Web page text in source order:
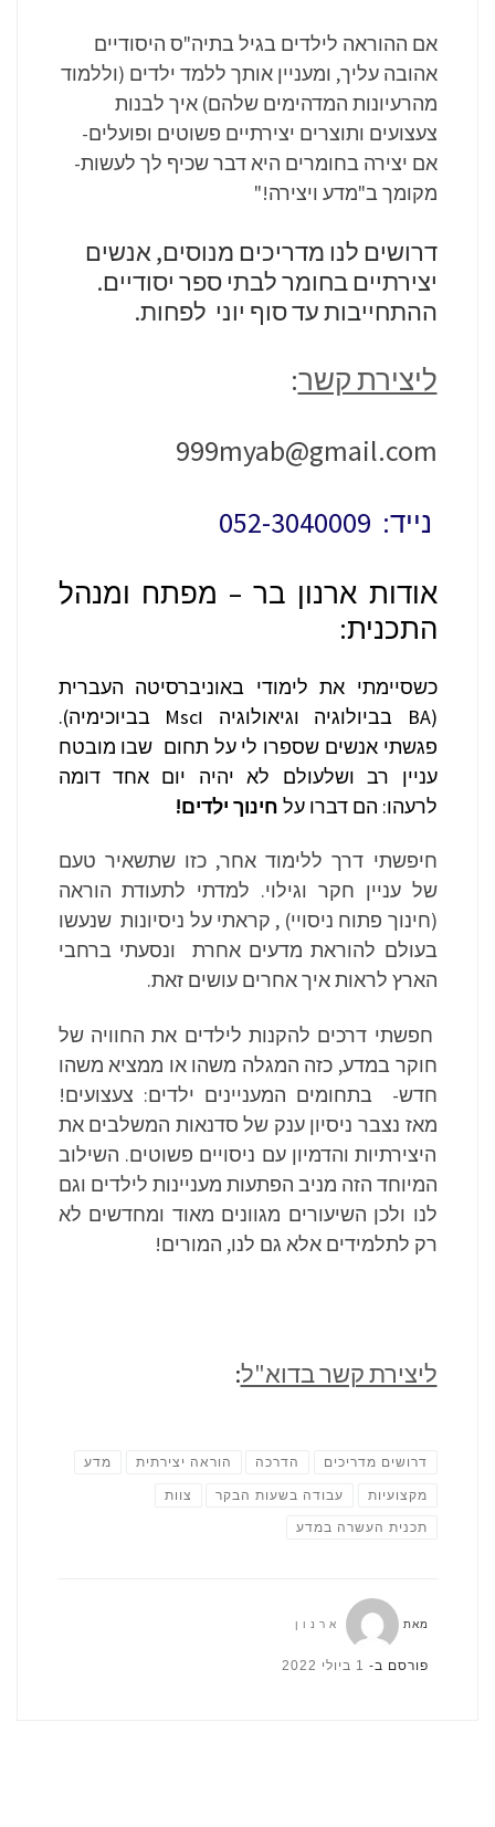
אם ההוראה לילדים בגיל בתיה"ס היסודיים
אהובה עליך, ומעניין אותך ללמד ילדים (וללמוד
מהרעיונות המדהימים שלהם) איך לבנות
צעצועים ותוצרים יצירתיים פשוטים ופועלים-
אם יצירה בחומרים היא דבר שכיף לך לעשות-
מקומך ב"מדע ויצירה!"
דרושים לנו מדריכים מנוסים, אנשים
יצירתיים בחומר לבתי ספר יסודיים.
ההתחייבות עד סוף יוני לפחות.
ליצירת קשר:
999myab@gmail.com
נייד: 052-3040009
אודות ארנון בר – מפתח ומנהל
התכנית:
כשסיימתי את לימודי באוניברסיטה העברית
(BA בביולוגיה וגיאולוגיה וMsc בביוכימיה).
פגשתי אנשים שספרו לי על תחום שבו מובטח
עניין רב ושלעולם לא יהיה יום אחד דומה
לרעהו: הם דברו על חינוך ילדים!
חיפשתי דרך ללימוד אחר, כזו שתשאיר טעם
של עניין חקר וגילוי. למדתי לתעודת הוראה
(חינוך פתוח ניסויי) , קראתי על ניסיונות שנעשו
בעולם להוראת מדעים אחרת ונסעתי ברחבי
הארץ לראות איך אחרים עושים זאת.
חפשתי דרכים להקנות לילדים את החוויה של
חוקר במדע, כזה המגלה משהו או ממציא משהו
חדש- בתחומים המעניינים ילדים: צעצועים!
מאז נצבר ניסיון ענק של סדנאות המשלבים את
היצירתיות והדמיון עם ניסויים פשוטים. השילוב
המיוחד הזה מניב הפתעות מעניינות לילדים וגם
לנו ולכן השיעורים מגוונים מאוד ומחדשים לא
רק לתלמידים אלא גם לנו, המורים!
ליצירת קשר בדוא"ל:
דרושים מדריכים הדרכה הוראה יצירתית מדע
מקצועיות עבודה בשעות הבקר צוות
תכנית העשרה במדע
מאת ארנון
פורסם ב- 1 ביולי 2022